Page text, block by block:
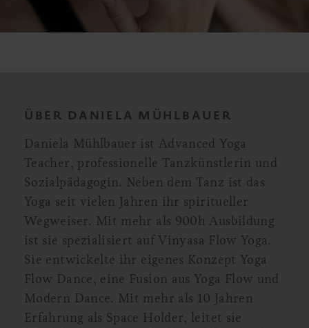
ÜBER DANIELA MÜHLBAUER
Daniela Mühlbauer ist Advanced Yoga
Teacher, professionelle Tanzkünstlerin und
Sozialpädagogin. Neben dem Tanz ist das
Yoga seit vielen Jahren ihr spiritueller
Wegweiser. Mit mehr als 900h Ausbildung
ist sie spezialisiert auf Vinyasa Flow Yoga.
Sie entwickelte ihr eigenes Konzept Yoga
Flow Dance, eine Fusion aus Yoga Flow und
Modern Dance. Mit mehr als 10 Jahren
Erfahrung als Space Holder, leitet sie